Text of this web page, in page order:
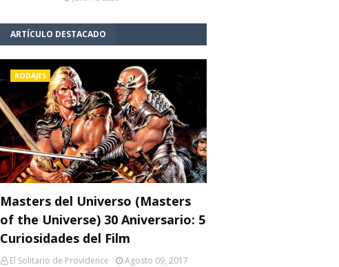
ARTÍCULO DESTACADO
RODAJES
Masters del Universo (Masters
of the Universe) 30 Aniversario: 5
Curiosidades del Film
El Solitario de Providence
Agosto 09, 2017